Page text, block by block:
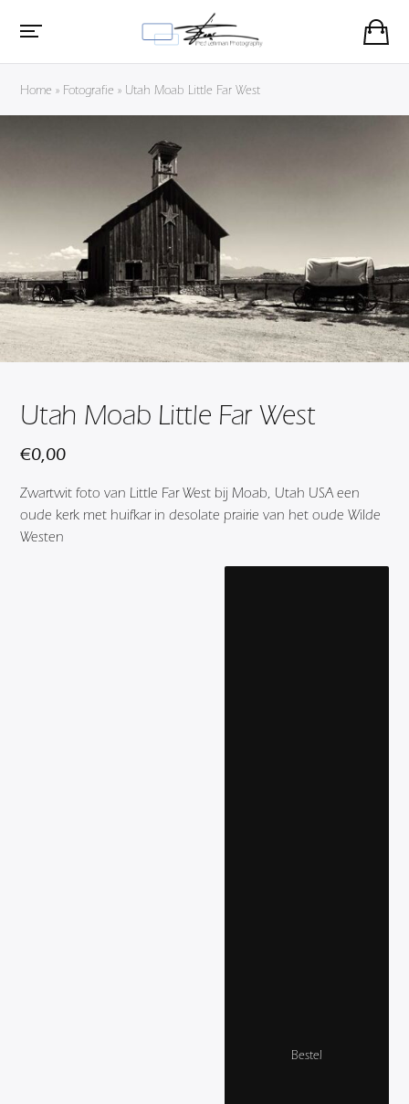
Home » Fotografie » Utah Moab Little Far West
Utah Moab Little Far West
€0,00
Zwartwit foto van Little Far West bij Moab, Utah USA een
oude kerk met huifkar in desolate prairie van het oude Wilde
Westen
Bestel